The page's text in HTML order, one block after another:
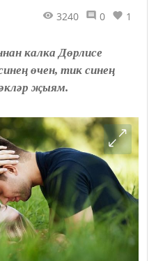
3240 0 1
калка Дөрлисе
өчен, тик синең
җыям.